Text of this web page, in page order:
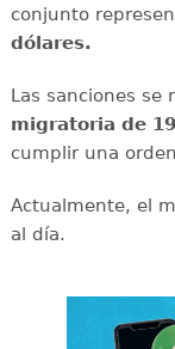
conjunto
dólares.
Las sanciones se
migratoria de
cumplir una
Actualmente, el
al día.